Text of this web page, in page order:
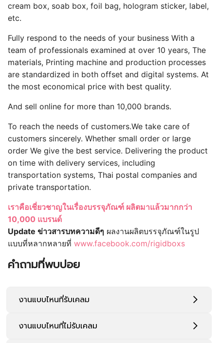
cream box, soab box, foil bag, hologram sticker, label,
etc.
Fully respond to the needs of your business With a
team of professionals examined at over 10 years, The
materials, Printing machine and production processes
are standardized in both offset and digital systems. At
the most economical price with best quality.
And sell online for more than 10,000 brands.
To reach the needs of customers.We take care of
customers sincerely. Whether small order or large
order We give the best service. Delivering the product
on time with delivery services, including
transportation systems, Thai postal companies and
private transportation.
เราคือเชี่ยวชาญในเรื่องบรรจุภัณฑ์ ผลิตมาแล้วมากกว่า
10,000 แบรนด์
Update ข่าวสารบทความดีๆ ผลงานผลิตบรรจุภัณฑ์ในรูป
แบบที่หลากหลายที่ www.facebook.com/rigidboxs
คำถามที่พบบ่อย
งานแบบไหนที่รับเคลม
งานแบบไหนที่ไม่รับเคลม